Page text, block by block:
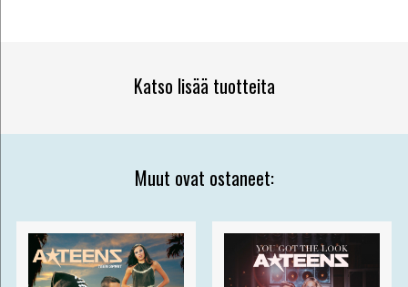
Katso lisää tuotteita
Muut ovat ostaneet: